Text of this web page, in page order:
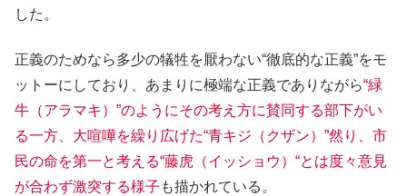
した。
正義のためなら多少の犠牲を厭わない“徹底的な正義”をモ
ットーにしており、あまりに極端な正義でありながら“緑
牛（アラマキ）”のようにその考え方に賛同する部下がい
る一方、大喧嘩を繰り広げた“青キジ（クザン）”然り、市
民の命を第一と考える“藤虎（イッショウ）“とは度々意見
が合わず激突する様子 も描かれている。